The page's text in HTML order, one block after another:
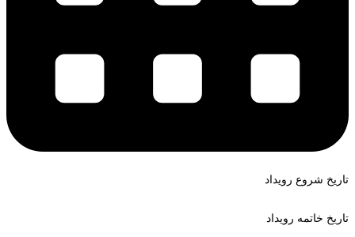
تاریخ شروع رویداد
تاریخ خاتمه رویداد